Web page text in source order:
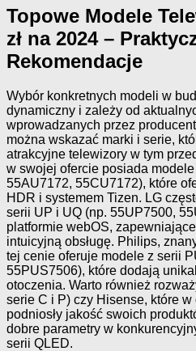
Topowe Modele
zł na 2024 –
Rekomendacje
Wybór konkretnych modeli w
dynamiczny i zależy od
wprowadzanych przez
można wskazać marki i serie,
atrakcyjne telewizory w tym
w swojej ofercie posiada
55AU7172, 55CU7172), które
HDR i systemem Tizen. LG
serii UP i UQ (np. 55UP7500,
platformie webOS,
intuicyjną obsługę. Philips,
tej cenie oferuje modele z serii
55PUS7506), które dodają
otoczenia. Warto również
serie C i P) czy Hisense, które
podniosły jakość swoich
dobre parametry w
serii QLED.